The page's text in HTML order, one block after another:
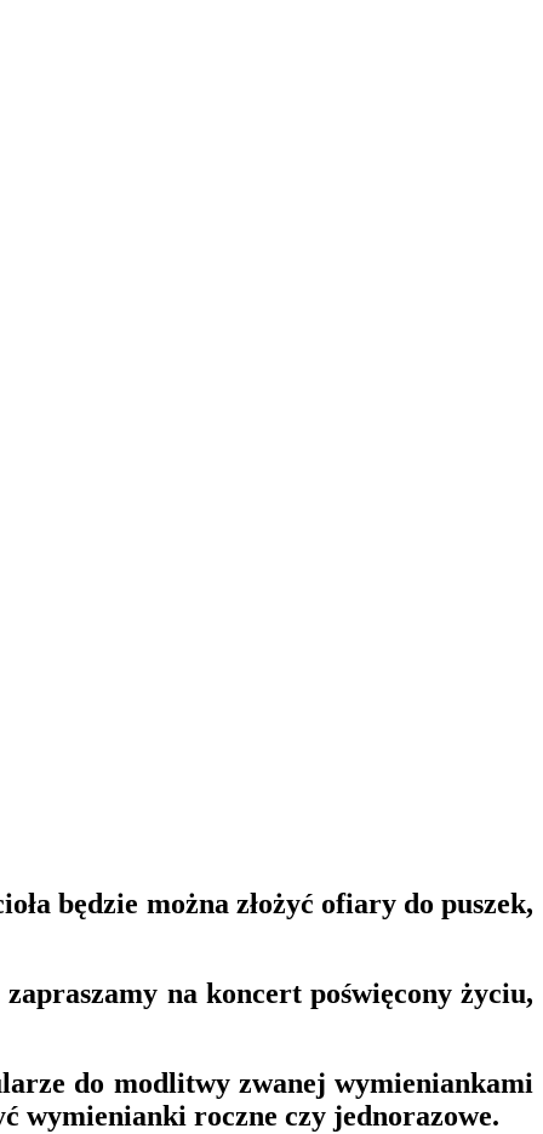
będzie można złożyć ofiary do puszek,
na koncert poświęcony życiu,
do modlitwy zwanej wymieniankami
wymienianki roczne czy jednorazowe.